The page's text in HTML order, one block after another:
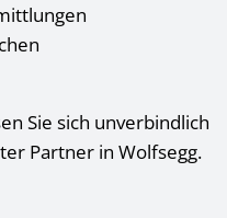
Sie sich unverbindlich
Partner in Wolfsegg.